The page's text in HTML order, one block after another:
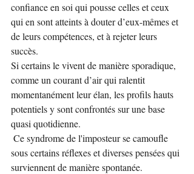
confiance en soi qui pousse celles et ceux
qui en sont atteints à douter d’eux-mêmes et
de leurs compétences, et à rejeter leurs
succès.
Si certains le vivent de manière sporadique,
comme un courant d’air qui ralentit
momentanément leur élan, les profils hauts
potentiels y sont confrontés sur une base
quasi quotidienne.
sous certains réflexes et diverses pensées qui
surviennent de manière spontanée.